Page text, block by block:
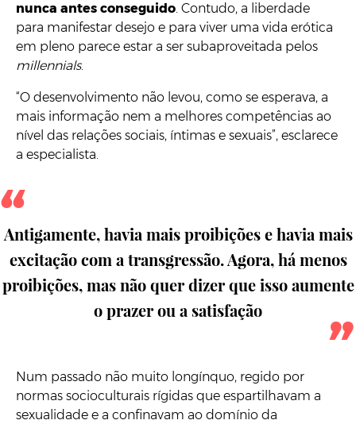
nunca antes conseguido. Contudo, a liberdade
para manifestar desejo e para viver uma vida erótica
em pleno parece estar a ser subaproveitada pelos
millennials.
“O desenvolvimento não levou, como se esperava, a
mais informação nem a melhores competências ao
nível das relações sociais, íntimas e sexuais”, esclarece
a especialista.
Antigamente, havia mais proibições e havia mais
excitação com a transgressão. Agora, há menos
proibições, mas não quer dizer que isso aumente
o prazer ou a satisfação
Num passado não muito longínquo, regido por
normas socioculturais rígidas que espartilhavam a
sexualidade e a confinavam ao domínio da